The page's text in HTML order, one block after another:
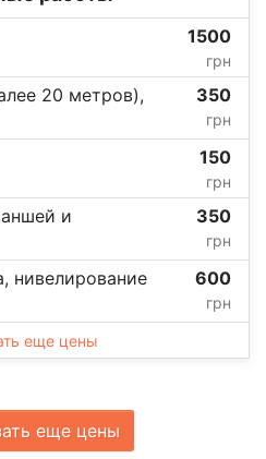
1500
грн
20 метров),
350
грн
150
грн
и
350
грн
нивелирование
600
грн
еще цены
еще цены